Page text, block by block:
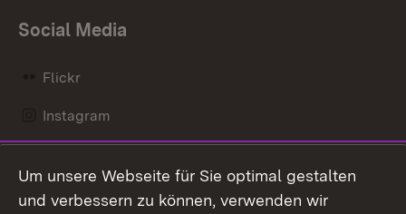
Social Media
Flickr
Instagram
Mastodon
Um unsere Webseite für Sie optimal gestalten
und verbessern zu können, verwenden wir